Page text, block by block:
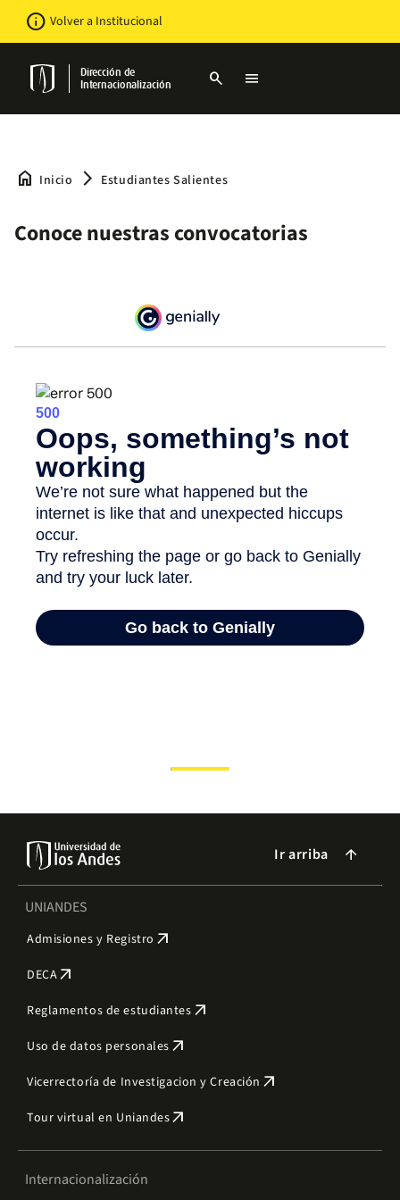
contenido
info Volver a Institucional
Dirección de
Internacionalización
search menu
home Inicio arrow_forward_ios Estudiantes Salientes
Conoce nuestras convocatorias
Ir arriba arrow_forward
UNIANDES
Admisiones y Registro arrow_outward
DECAarrow_outward
Reglamentos de estudiantes arrow_outward
Uso de datos personales arrow_outward
Vicerrectoría de Investigacion y Creación arrow_outward
Tour virtual en Uniandesarrow_outward
Internacionalización